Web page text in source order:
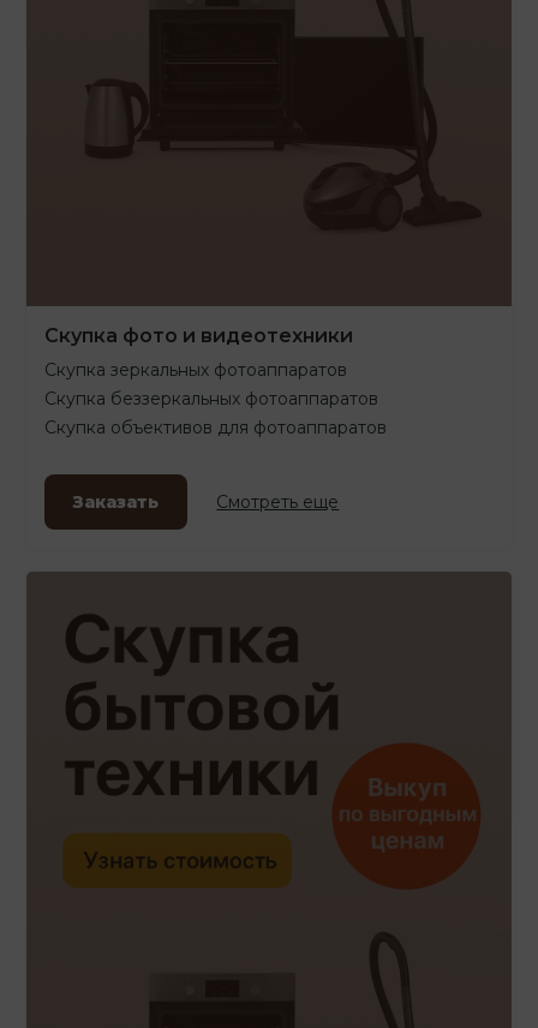
Скупка фото и видеотехники
Скупка зеркальных фотоаппаратов
Скупка беззеркальных фотоаппаратов
Скупка объективов для фотоаппаратов
Заказать Смотреть еще